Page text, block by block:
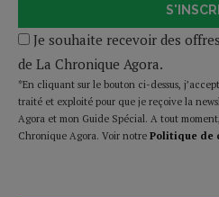
Je souhaite recevoir des
de La Chronique Agora.
*En cliquant sur le bouton ci-dessus,
traité et exploité pour que je reçoive la
Agora et mon Guide Spécial. A tout
Chronique Agora. Voir notre Politique de